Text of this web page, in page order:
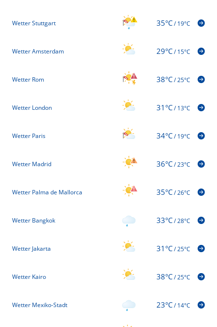
Wetter Stuttgart 35°C/19°C
Wetter Amsterdam 29°C/15°C
Wetter Rom 38°C/25°C
Wetter London 31°C/13°C
Wetter Paris 34°C/19°C
Wetter Madrid 36°C/23°C
Wetter Palma de Mallorca 35°C/26°C
Wetter Bangkok 33°C/28°C
Wetter Jakarta 31°C/25°C
Wetter Kairo 38°C/25°C
Wetter Mexiko-Stadt 23°C/14°C